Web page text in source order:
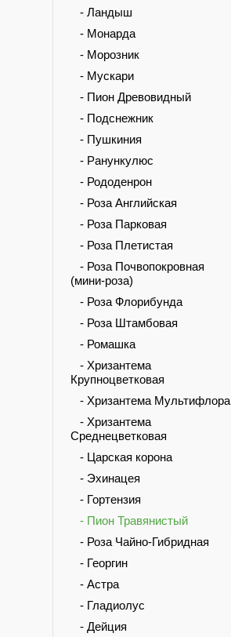
- Ландыш
- Монарда
- Морозник
- Мускари
- Пион Древовидный
- Подснежник
- Пушкиния
- Ранункулюс
- Рододенрон
- Роза Английская
- Роза Парковая
- Роза Плетистая
- Роза Почвопокровная
(мини-роза)
- Роза Флорибунда
- Роза Штамбовая
- Ромашка
- Хризантема
Крупноцветковая
- Хризантема Мультифлора
- Хризантема
Среднецветковая
- Царская корона
- Эхинацея
- Гортензия
- Пион Травянистый
- Роза Чайно-Гибридная
- Георгин
- Астра
- Гладиолус
- Дейция